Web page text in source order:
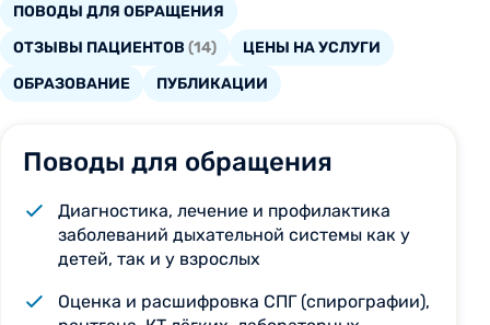
ПОВОДЫ ДЛЯ ОБРАЩЕНИЯ
ОТЗЫВЫ ПАЦИЕНТОВ (14)
ЦЕНЫ НА УСЛУГИ
ОБРАЗОВАНИЕ
ПУБЛИКАЦИИ
Поводы для обращения
Диагностика, лечение и профилактика
заболеваний дыхательной системы как у
детей, так и у взрослых
Оценка и расшифровка СПГ (спирографии),